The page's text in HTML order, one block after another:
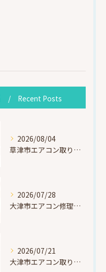
Recent Posts
2026/08/04
草津市エアコン取り付け｜お客様取り外し済・化粧カバー再利用（ダイキン S225ATES・アウルコート草津）
2026/07/28
大津市エアコン修理｜冷媒漏れを特定！高所作業で東芝RAS-F221ARTを修理・ガスチャージ
2026/07/21
大津市エアコン取り付け｜他社で断られたマンション3階の壁面アングル高所作業（ハイセンス HA-J22H-W・プレジーオビワコ）